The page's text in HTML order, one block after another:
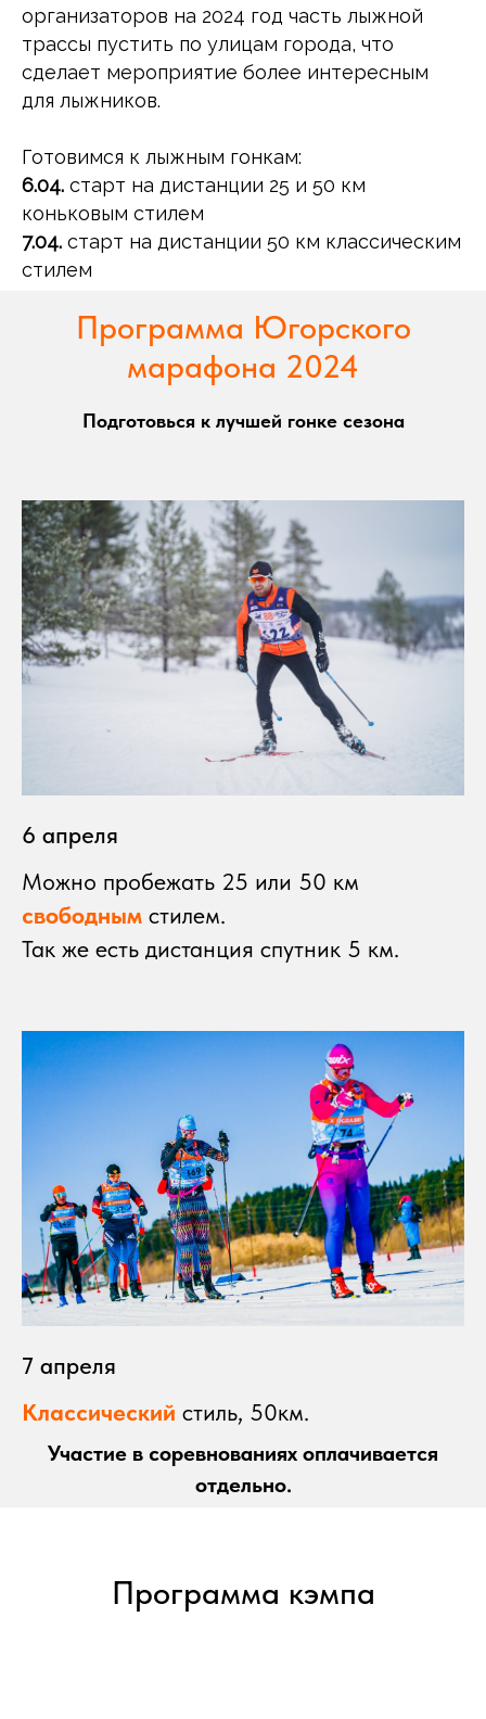
организаторов на 2024 год часть лыжной
трассы пустить по улицам города, что
сделает мероприятие более интересным
для лыжников.
Готовимся к лыжным гонкам:
6.04. старт на дистанции 25 и 50 км
коньковым стилем
7.04. старт на дистанции 50 км классическим
стилем
Программа Югорского
марафона 2024
Подготовься к лучшей гонке сезона
6 апреля
Можно пробежать 25 или 50 км
свободным стилем.
Так же есть дистанция спутник 5 км.
7 апреля
Классический стиль, 50км.
Участие в соревнованиях оплачивается
отдельно.
Программа кэмпа